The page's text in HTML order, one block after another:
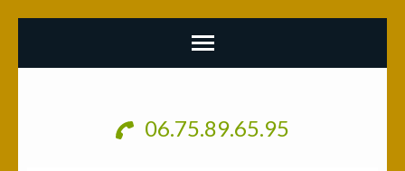
06.75.89.65.95